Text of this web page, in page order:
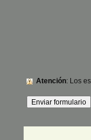
Atención : Los